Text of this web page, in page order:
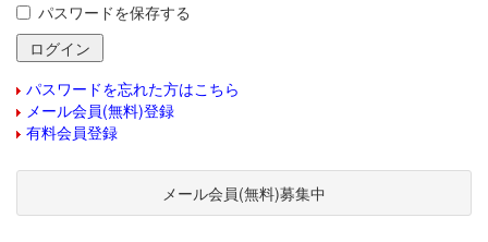
パスワードを保存する
パスワードを忘れた方はこちら
メール会員(無料)登録
有料会員登録
メール会員(無料)募集中